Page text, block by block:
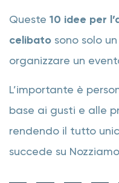
Queste 10 idee per
celibato sono solo
organizzare un
L’importante è
base ai gusti e alle
rendendo il tutto
succede su